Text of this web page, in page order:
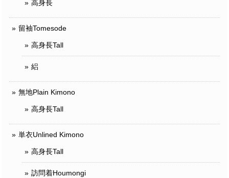
高身長
留袖Tomesode
高身長Tall
絽
無地Plain Kimono
高身長Tall
単衣Unlined Kimono
高身長Tall
訪問着Houmongi